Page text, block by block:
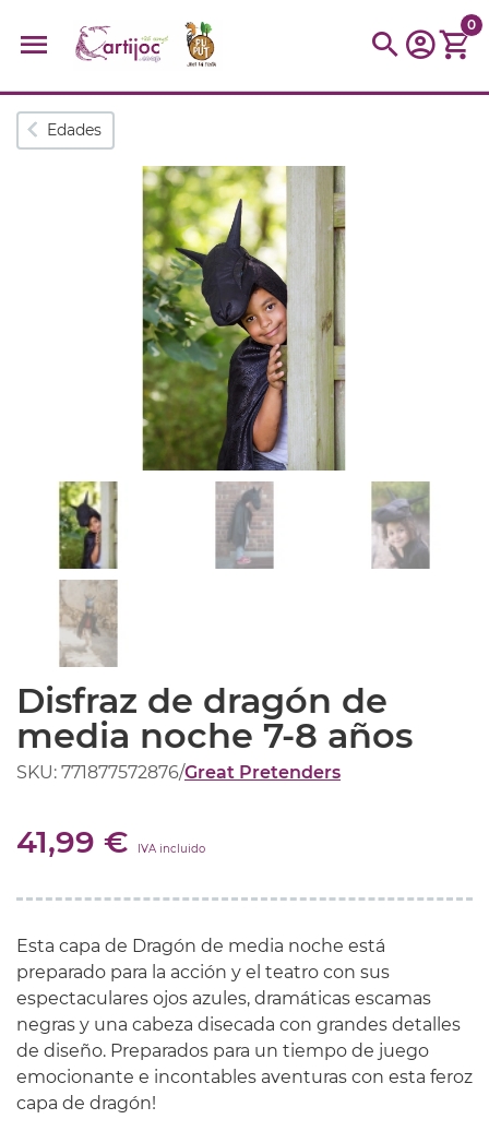
Búsquedas populares
Parchís Moulin
montessori
kidynight Puzzle
Botella
0
Edades
Disfraz de dragón de
media noche 7-8 años
SKU: 771877572876/Great Pretenders
41,99 € IVA incluido
Esta capa de Dragón de media noche está
preparado para la acción y el teatro con sus
espectaculares ojos azules, dramáticas escamas
negras y una cabeza disecada con grandes detalles
de diseño. Preparados para un tiempo de juego
emocionante e incontables aventuras con esta feroz
capa de dragón!